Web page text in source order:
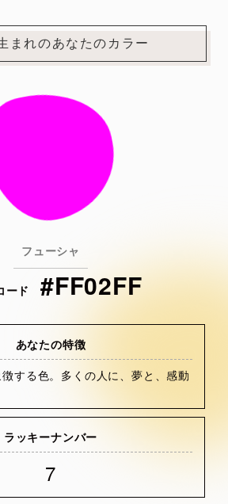
まれのあなたのカラー
フューシャ
ード #FF02FF
あなたの特徴
する色。多くの人に、夢と、感動
ラッキーナンバー
7